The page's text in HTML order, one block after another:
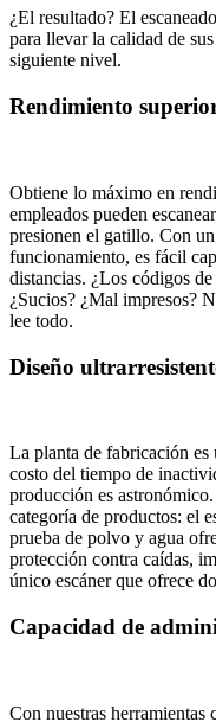
¿El resultado? El
para llevar la calidad de
siguiente nivel.
Rendimiento
Obtiene lo máximo en
empleados pueden
presionen el gatillo. Con
funcionamiento, es fácil
distancias. ¿Los códigos
¿Sucios? ¿Mal impresos?
lee todo.
Diseño
La planta de fabricación
costo del tiempo de
producción es
categoría de productos: el
prueba de polvo y agua
protección contra caídas,
único escáner que ofrece
Capacidad de
Con nuestras herramientas